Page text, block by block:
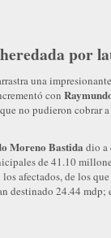
por
una
con
no pudieron
Moreno Bastida dio a
de 41.10
afectados, de los
destinado 24.44